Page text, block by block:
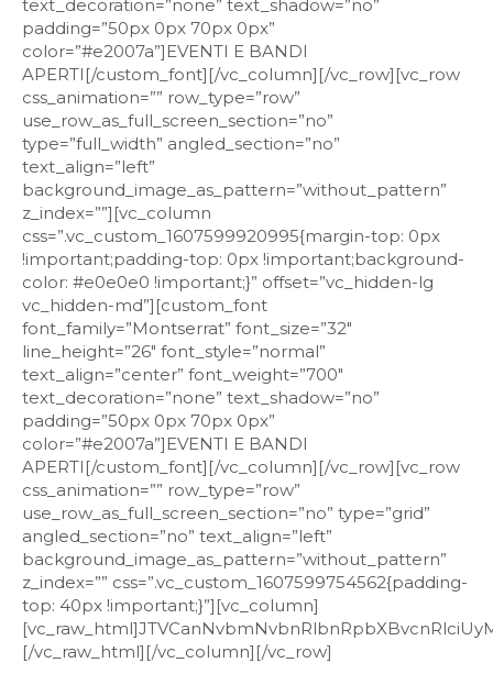
text_decoration=”none” text_shadow=”no”
padding=”50px 0px 70px 0px”
color=”#e2007a”]EVENTI E BANDI
APERTI[/custom_font][/vc_column][/vc_row][vc_row
css_animation=”” row_type=”row”
use_row_as_full_screen_section=”no”
type=”full_width” angled_section=”no”
text_align=”left”
background_image_as_pattern=”without_pattern”
z_index=””][vc_column
css=”.vc_custom_1607599920995{margin-top: 0px
!important;padding-top: 0px !important;background-
color: #e0e0e0 !important;}” offset=”vc_hidden-lg
vc_hidden-md”][custom_font
font_family=”Montserrat” font_size=”32″
line_height=”26″ font_style=”normal”
text_align=”center” font_weight=”700″
text_decoration=”none” text_shadow=”no”
padding=”50px 0px 70px 0px”
color=”#e2007a”]EVENTI E BANDI
APERTI[/custom_font][/vc_column][/vc_row][vc_row
css_animation=”” row_type=”row”
use_row_as_full_screen_section=”no” type=”grid”
angled_section=”no” text_align=”left”
background_image_as_pattern=”without_pattern”
z_index=”” css=”.vc_custom_1607599754562{padding-
top: 40px !important;}”][vc_column]
[/vc_raw_html][/vc_column][/vc_row]